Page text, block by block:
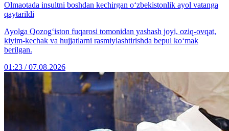
Olmaotada insultni boshdan kechirgan o‘zbekistonlik ayol vatanga
qaytarildi
Ayolga Qozog‘iston fuqarosi tomonidan yashash joyi, oziq-ovqat,
kiyim-kechak va hujjatlarni rasmiylashtirishda bepul ko‘mak
berilgan.
01:23 / 07.08.2026